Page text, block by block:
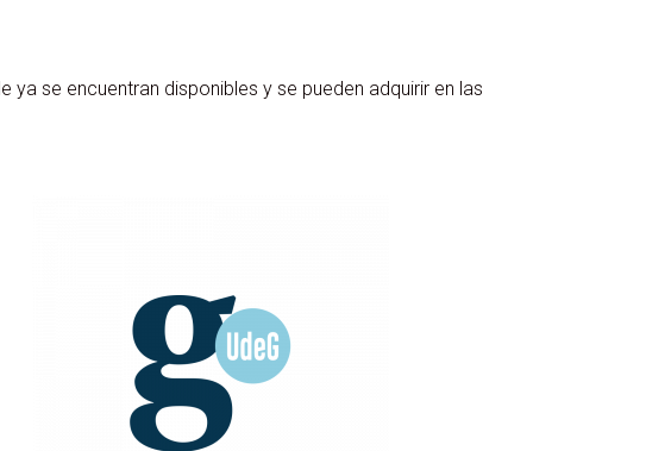
se encuentran disponibles y se pueden adquirir en las